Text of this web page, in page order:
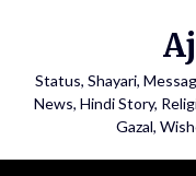
Status, Shayari,
News, Hindi Story,
Gazal,